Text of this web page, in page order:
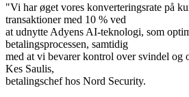
"Vi har øget vores konverteringsrate på
transaktioner med 10 % ved
at udnytte Adyens AI-teknologi, som
betalingsprocessen, samtidig
med at vi bevarer kontrol over svindel og
Kes Saulis,